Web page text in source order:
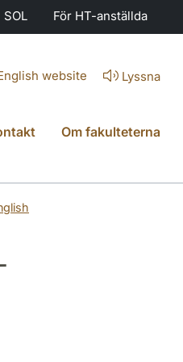
SOL För HT-anställda
website Lyssna
Om fakulteterna